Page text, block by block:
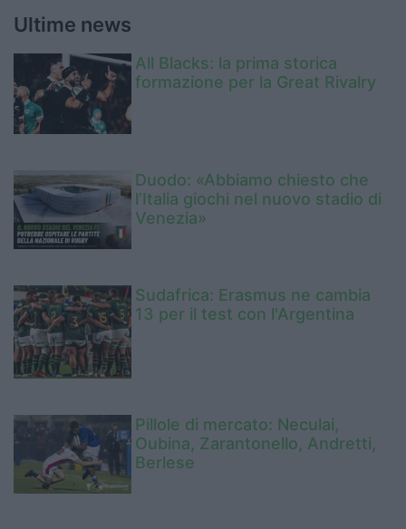
Ultime news
All Blacks: la prima storica
formazione per la Great Rivalry
Duodo: «Abbiamo chiesto che
l’Italia giochi nel nuovo stadio di
Venezia»
Sudafrica: Erasmus ne cambia
13 per il test con l'Argentina
Pillole di mercato: Neculai,
Oubina, Zarantonello, Andretti,
Berlese